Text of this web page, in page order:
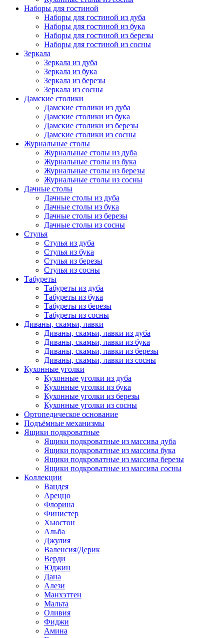
Наборы для гостиной
Наборы для гостиной из дуба
Наборы для гостиной из бука
Наборы для гостиной из березы
Наборы для гостиной из сосны
Зеркала
Зеркала из дуба
Зеркала из бука
Зеркала из березы
Зеркала из сосны
Дамские столики
Дамские столики из дуба
Дамские столики из бука
Дамские столики из березы
Дамские столики из сосны
Журнальные столы
Журнальные столы из дуба
Журнальные столы из бука
Журнальные столы из березы
Журнальные столы из сосны
Дачные столы
Дачные столы из дуба
Дачные столы из бука
Дачные столы из березы
Дачные столы из сосны
Стулья
Стулья из дуба
Стулья из бука
Стулья из березы
Стулья из сосны
Табуреты
Табуреты из дуба
Табуреты из бука
Табуреты из березы
Табуреты из сосны
Диваны, скамьи, лавки
Диваны, скамьи, лавки из дуба
Диваны, скамьи, лавки из бука
Диваны, скамьи, лавки из березы
Диваны, скамьи, лавки из сосны
Кухонные уголки
Кухонные уголки из дуба
Кухонные уголки из бука
Кухонные уголки из березы
Кухонные уголки из сосны
Ортопедическое основание
Подъёмные механизмы
Ящики подкроватные
Ящики подкроватные из массива дуба
Ящики подкроватные из массива бука
Ящики подкроватные из массива березы
Ящики подкроватные из массива сосны
Коллекции
Вандея
Ареццо
Флорина
Финистер
Хьюстон
Альба
Джулия
Валенсия/Дерик
Верди
Юджин
Дана
Алези
Манхэттен
Мальта
Оливия
Фиджи
Амина